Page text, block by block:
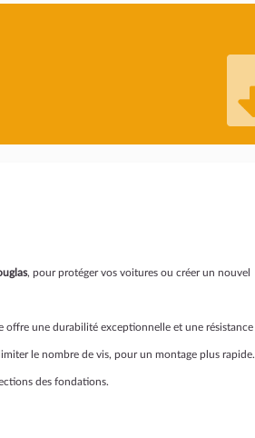
, pour protéger vos voitures ou créer un nouvel
offre une durabilité exceptionnelle et une résistance
le nombre de vis, pour un montage plus rapide.
des fondations.